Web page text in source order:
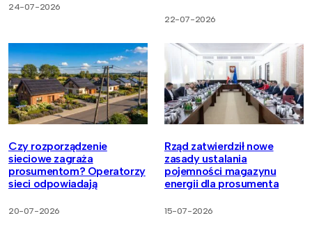
24-07-2026
22-07-2026
Czy rozporządzenie
sieciowe zagraża
prosumentom? Operatorzy
sieci odpowiadają
20-07-2026
Rząd zatwierdził nowe
zasady ustalania
pojemności magazynu
energii dla prosumenta
15-07-2026